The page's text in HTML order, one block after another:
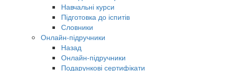
Навчальні курси
Підготовка до іспитів
Словники
Онлайн-підручники
Назад
Онлайн-підручники
Подарункові сертифікати